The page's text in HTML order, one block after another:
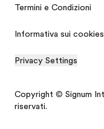
Termini e Condizioni
Informativa sui cookies
Privacy Settings
Copyright © Signum
riservati.